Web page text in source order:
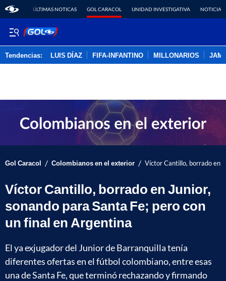
ÚLTIMAS NOTICAS GOL CARACOL UNIDAD INVESTIGATIVA NOTICIAS
Tendencias: LUIS DÍAZ FIFA-INFANTINO MILLONARIOS
Gol Caracol / Colombianos en el exterior / Víctor Cantillo, borrado en
Víctor Cantillo, borrado en Junior,
sonando para Santa Fe; pero con
un final en Argentina
El ya exjugador del Junior de Barranquilla tenía
diferentes ofertas en el fútbol colombiano, entre esas
una de Santa Fe, que terminó rechazando y firmando